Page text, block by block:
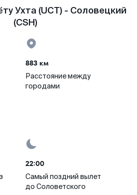
Ухта (UCT) - Соловецкий
(CSH)
883 км
Расстояние между
городами
22:00
Самый поздний вылет
до Соловетского